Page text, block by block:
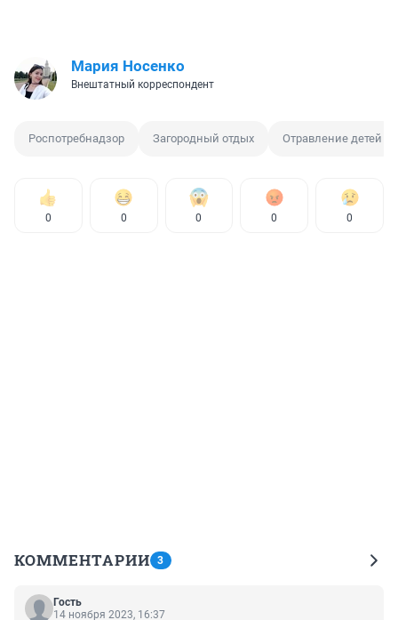
Мария Носенко
Внештатный корреспондент
Роспотребнадзор Загородный отдых Отравление детей
0 0 0 0 0
КОММЕНТАРИИ 3
Гость
14 ноября 2023, 16:37